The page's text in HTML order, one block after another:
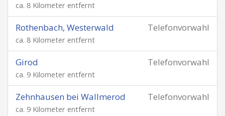
ca. 8 Kilometer entfernt
Telefonvorwahl
Rothenbach, Westerwald
ca. 8 Kilometer entfernt
Telefonvorwahl
Girod
ca. 9 Kilometer entfernt
Telefonvorwahl
Zehnhausen bei Wallmerod
ca. 9 Kilometer entfernt